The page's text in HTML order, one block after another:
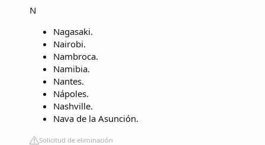
N
Nagasaki.
Nairobi.
Nambroca.
Namibia.
Nantes.
Nápoles.
Nashville.
Nava de la Asunción.
Solicitud de eliminación